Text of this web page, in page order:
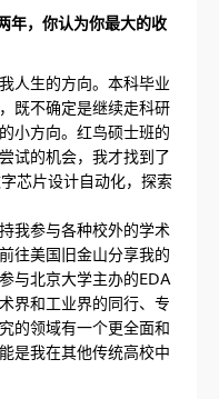
年，你认为你最大的收
人生的方向。本科毕业
既不确定是继续走科研
小方向。红鸟硕士班的
试的机会，我才找到了
芯片设计自动化，探索
我参与各种校外的学术
往美国旧金山分享我的
与北京大学主办的EDA
界和工业界的同行、专
的领域有一个更全面和
是我在其他传统高校中